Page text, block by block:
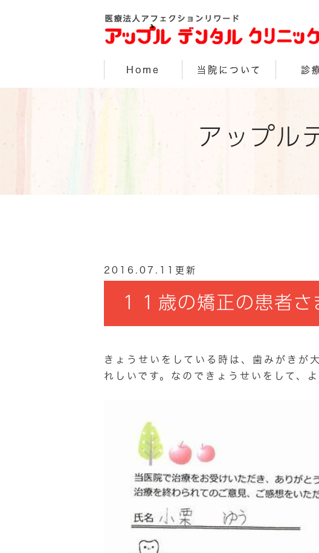
Home 当院について 診
アップル
2016.07.11更新
１１歳の矯正の患者さ
きょうせいをしている時は、歯みがきが
れしいです。なのできょうせいをして、